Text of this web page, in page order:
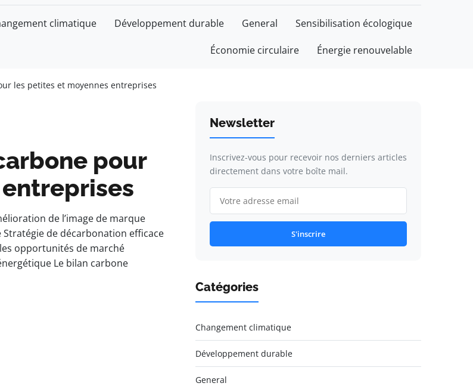
climatique Développement durable General Sensibilisation écologique
Économie circulaire Énergie renouvelable
les petites et moyennes entreprises
pour
de l’image de marque
de décarbonation efficace
opportunités de marché
Le bilan carbone
Newsletter
Inscrivez-vous pour recevoir nos derniers articles
directement dans votre boîte mail.
S'inscrire
Catégories
Changement climatique
Développement durable
General